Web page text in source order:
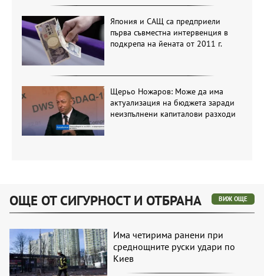
Япония и САЩ са предприели
първа съвместна интервенция в
подкрепа на йената от 2011 г.
Щерьо Ножаров: Може да има
актуализация на бюджета заради
неизпълнени капиталови разходи
ОЩЕ ОТ СИГУРНОСТ И ОТБРАНА ВИЖ ОЩЕ
Има четирима ранени при
среднощните руски удари по
Киев